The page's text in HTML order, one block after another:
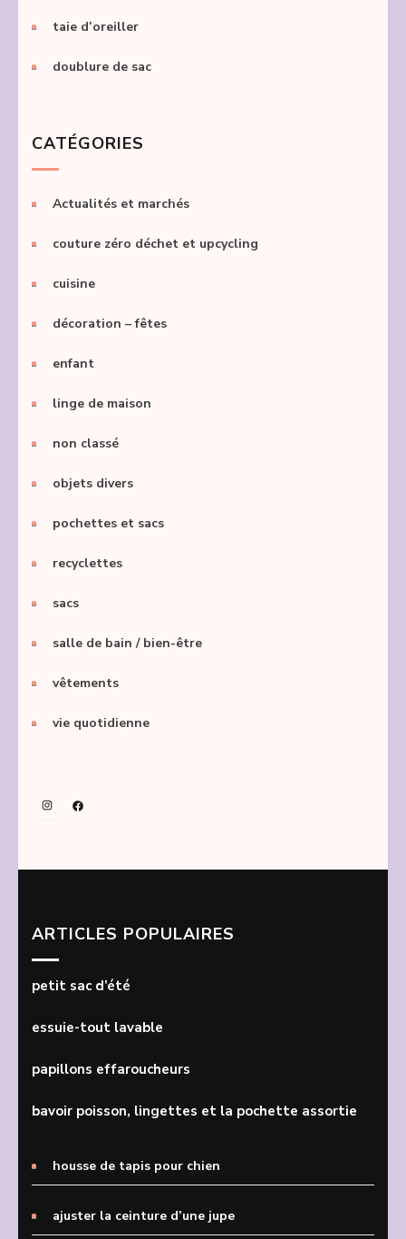
taie d’oreiller
doublure de sac
CATÉGORIES
Actualités et marchés
couture zéro déchet et upcycling
cuisine
décoration – fêtes
enfant
linge de maison
non classé
objets divers
pochettes et sacs
recyclettes
sacs
salle de bain / bien-être
vêtements
vie quotidienne
InstagramFacebook
ARTICLES POPULAIRES
petit sac d’été
essuie-tout lavable
papillons effaroucheurs
bavoir poisson, lingettes et la pochette assortie
housse de tapis pour chien
ajuster la ceinture d’une jupe